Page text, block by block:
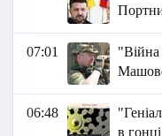
07:01
06:48
в